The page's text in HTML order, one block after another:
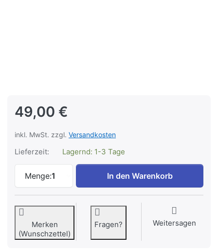
49,00 €
inkl. MwSt. zzgl. Versandkosten
Lieferzeit: Lagernd: 1-3 Tage
Menge:1
Stern des Glücks Spacer TAGBE-20264
In den Warenkorb
Merken
(Wunschzettel)
Fragen? Weitersagen